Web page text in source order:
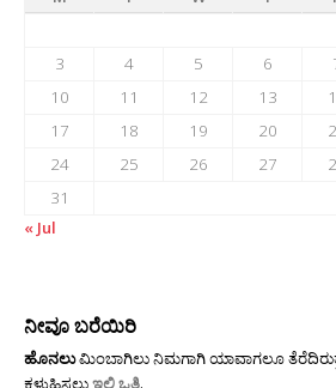
3
4 5 6
10
11 12 13
17
18 19 20
24
25 26 27
31
« Jul
ನೀವೂ ಬರೆಯಿರಿ
ಹೊನಲುಮಿಂಬಾಗಿಲು ನಿಮಗಾಗಿ ಯಾವಾಗಲೂ
ಕಳುಹಿಸಲುಇಲ್ಲಿ ಒತ್ತಿ.